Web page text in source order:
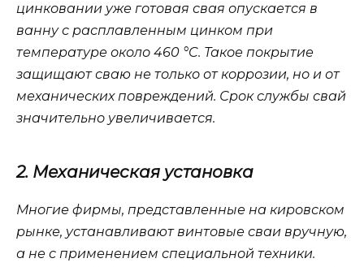
цинковании уже готовая свая опускается в
ванну с расплавленным цинком при
температуре около 460 °C. Такое покрытие
защищают сваю не только от коррозии, но и от
механических повреждений. Срок службы свай
значительно увеличивается.
2. Механическая установка
Многие фирмы, представленные на кировском
рынке, устанавливают винтовые сваи вручную,
а не с применением специальной техники.